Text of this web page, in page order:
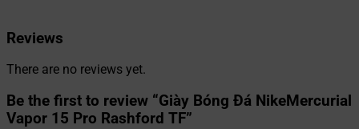
Reviews
There are no reviews yet.
Be the first to review “Giày Bóng Đá NikeMercurial
Vapor 15 Pro Rashford TF”